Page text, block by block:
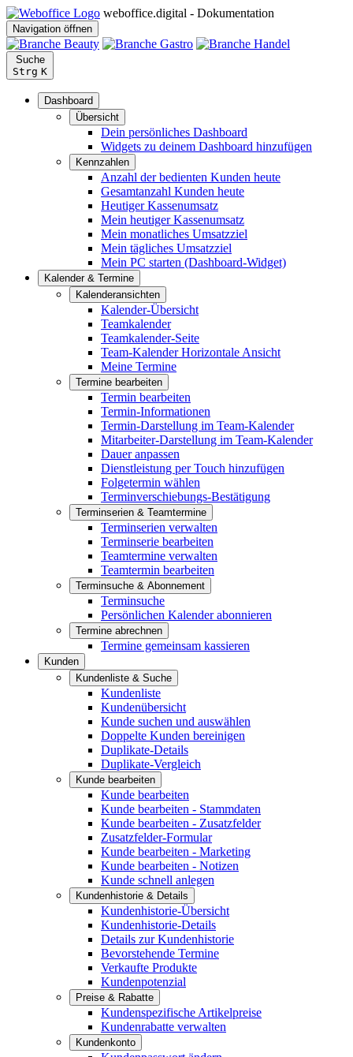
weboffice.digital - Dokumentation
Navigation öffnen
Suche
Strg K
Dashboard
Übersicht
Dein persönliches Dashboard
Widgets zu deinem Dashboard hinzufügen
Kennzahlen
Anzahl der bedienten Kunden heute
Gesamtanzahl Kunden heute
Heutiger Kassenumsatz
Mein heutiger Kassenumsatz
Mein monatliches Umsatzziel
Mein tägliches Umsatzziel
Mein PC starten (Dashboard-Widget)
Kalender & Termine
Kalenderansichten
Kalender-Übersicht
Teamkalender
Teamkalender-Seite
Team-Kalender Horizontale Ansicht
Meine Termine
Termine bearbeiten
Termin bearbeiten
Termin-Informationen
Termin-Darstellung im Team-Kalender
Mitarbeiter-Darstellung im Team-Kalender
Dauer anpassen
Dienstleistung per Touch hinzufügen
Folgetermin wählen
Terminverschiebungs-Bestätigung
Terminserien & Teamtermine
Terminserien verwalten
Terminserie bearbeiten
Teamtermine verwalten
Teamtermin bearbeiten
Terminsuche & Abonnement
Terminsuche
Persönlichen Kalender abonnieren
Termine abrechnen
Termine gemeinsam kassieren
Kunden
Kundenliste & Suche
Kundenliste
Kundenübersicht
Kunde suchen und auswählen
Doppelte Kunden bereinigen
Duplikate-Details
Duplikate-Vergleich
Kunde bearbeiten
Kunde bearbeiten
Kunde bearbeiten - Stammdaten
Kunde bearbeiten - Zusatzfelder
Zusatzfelder-Formular
Kunde bearbeiten - Marketing
Kunde bearbeiten - Notizen
Kunde schnell anlegen
Kundenhistorie & Details
Kundenhistorie-Übersicht
Kundenhistorie-Details
Details zur Kundenhistorie
Bevorstehende Termine
Verkaufte Produkte
Kundenpotenzial
Preise & Rabatte
Kundenspezifische Artikelpreise
Kundenrabatte verwalten
Kundenkonto